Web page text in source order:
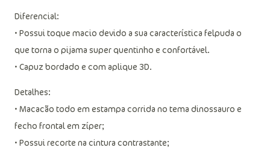
Diferencial:
• Possui toque macio devido a sua característica felpuda o
que torna o pijama super quentinho e confortável.
• Capuz bordado e com aplique 3D.
Detalhes:
• Macacão todo em estampa corrida no tema dinossauro e
fecho frontal em zíper;
• Possui recorte na cintura contrastante;